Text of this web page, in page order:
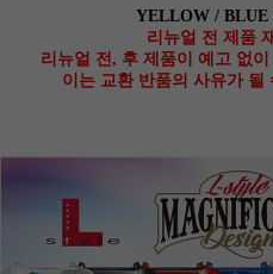
YELLOW / BLUE
리뉴얼 전 제품
리뉴얼 전, 후 제품이 예고 없
이는 교환 반품의 사유가 될